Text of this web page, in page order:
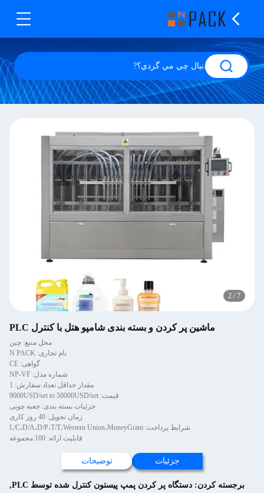
2 / 7
ماشین پر کردن و بسته بندی شامپو هتل با کنترل PLC
محل منبع: چین
نام تجاری: N PACK
گواهی: CE
شماره مدل: NP-VF
مقدار حداقل تعداد سفارش: 1
قیمت: 9000USD/set to 50000USD/set
جزئیات بسته بندی: جعبه چوبی
زمان تحویل: 40 روز کاری
شرایط پرداخت: L/C،D/A،D/P،T/T،Western Union،MoneyGram
قابلیت ارائه: 100 مجموعه
جزئیات توضیحات
برجسته کردن: دستگاه پر کردن پمپ پیستون کنترل شده توسط PLC
,